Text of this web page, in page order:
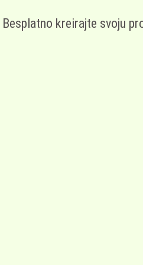
Besplatno kreirajte svoju